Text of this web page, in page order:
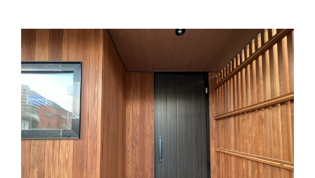
その他
可変透湿型防湿気密シート
マグイゾベール バリオエク
windows&do
ors/窓＆玄関
ドア
玄関ドア イノベストD50 YKK-AP
サッシ
トリプルガラス樹脂サッシ
トリプルシャノンⅡx
その他
finish/仕上 屋根
ガルバリウム鋼板タテハゼ葺